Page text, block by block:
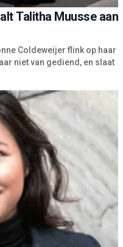
Talitha Muusse aan
Coldeweijer flink op haar
niet van gediend, en slaat